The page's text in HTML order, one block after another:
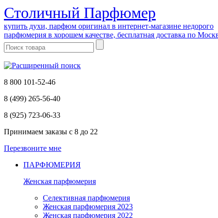
Cтоличный Парфюмер
купить духи, парфюм оригинал в интернет-магазине недорого
парфюмерия в хорошем качестве, бесплатная доставка по
8 800 101-52-46
8 (499) 265-56-40
8 (925) 723-06-33
Принимаем заказы с 8 до 22
Перезвоните мне
ПАРФЮМЕРИЯ
Женская парфюмерия
Селективная парфюмерия
Женская парфюмерия 2023
Женская парфюмерия 2022